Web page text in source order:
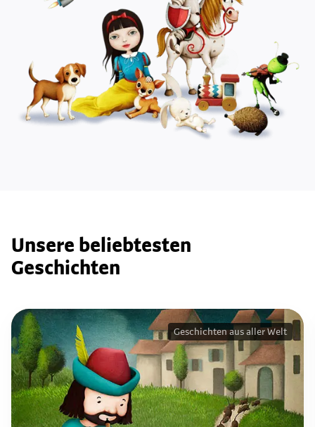
Unsere beliebtesten
Geschichten
Geschichten aus aller Welt